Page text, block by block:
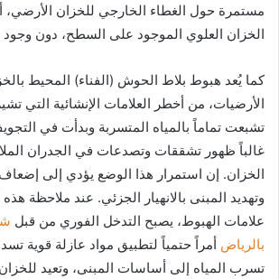
مستمرة حول الغطاء الخارجي للخزان الأرضي،
الخزان العلوي الموجود على السطح، دون
كما يُعد هبوط بلاط الحوش (الفناء) المحيط
الأرضيات، من أخطر العلامات الإنشائية التي
تشبعت تماماً بالمياه المتسربة وبدأت في
غالباً ظهور تشققات وتصدعات في الجدران
الخزان. إن استمرار هذا الوضع يؤدي إلى إضعاف
وتهديد المبنى بالانهيار الجزئي. عند ملاحظة
علامات الهبوط، يصبح التدخل الفوري من قبل
بالرياض أمراً حتمياً لتطبيق مواد عازلة قوية
تسرب المياه إلى أساسات المبنى، وتعيد للخزان